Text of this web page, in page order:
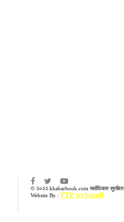
© २०२२ khabarbook.com सर्वाधिकार सुरक्षित
Website By : PTP webnsoft